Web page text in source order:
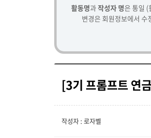
활동명과작성자 명은 통일 (
변경은 회원정보에서 수
[3기 프롬프트 연
작성자 : 로자벨